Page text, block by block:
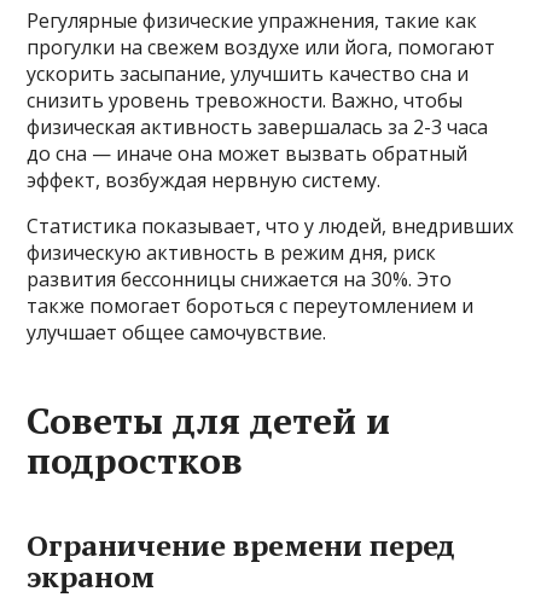
Регулярные физические упражнения, такие как
прогулки на свежем воздухе или йога, помогают
ускорить засыпание, улучшить качество сна и
снизить уровень тревожности. Важно, чтобы
физическая активность завершалась за 2-3 часа
до сна — иначе она может вызвать обратный
эффект, возбуждая нервную систему.
Статистика показывает, что у людей, внедривших
физическую активность в режим дня, риск
развития бессонницы снижается на 30%. Это
также помогает бороться с переутомлением и
улучшает общее самочувствие.
Советы для детей и
подростков
Ограничение времени перед
экраном